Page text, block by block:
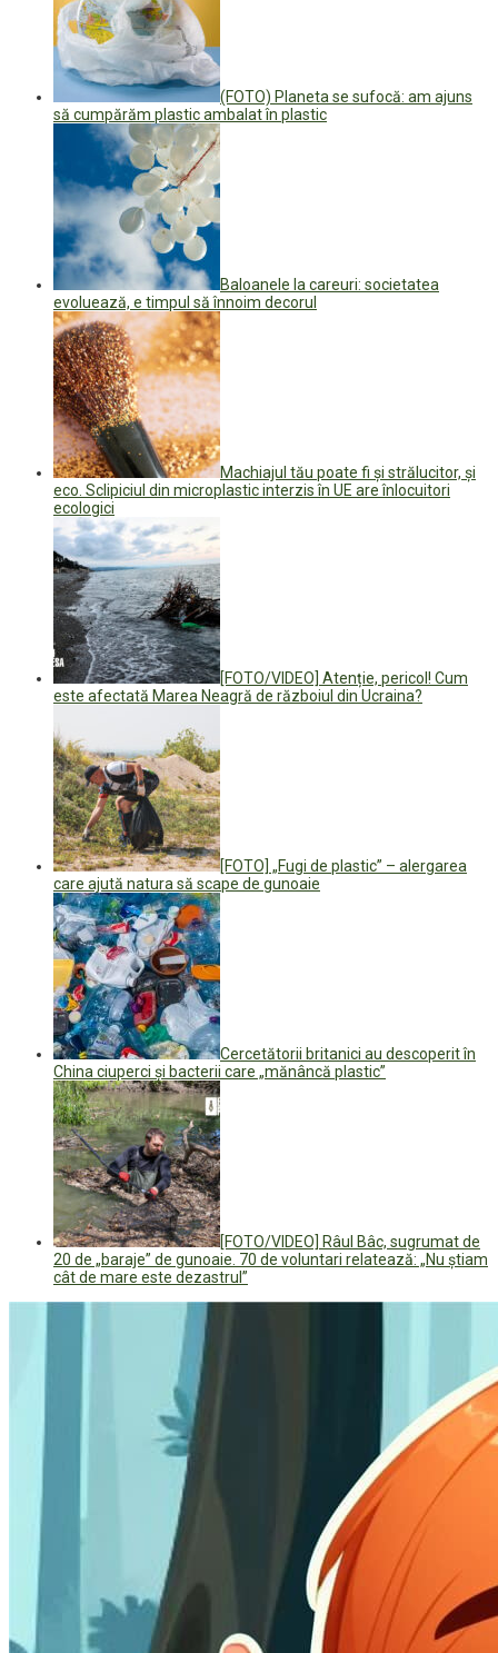
(FOTO) Planeta se sufocă: am ajuns
să cumpărăm plastic ambalat în plastic
Baloanele la careuri: societatea
evoluează, e timpul să înnoim decorul
Machiajul tău poate fi şi strălucitor, şi
eco. Sclipiciul din microplastic interzis în UE are înlocuitori
ecologici
[FOTO/VIDEO] Atenție, pericol! Cum
este afectată Marea Neagră de războiul din Ucraina?
[FOTO] „Fugi de plastic” – alergarea
care ajută natura să scape de gunoaie
Cercetătorii britanici au descoperit în
China ciuperci şi bacterii care „mănâncă plastic”
[FOTO/VIDEO] Râul Bâc, sugrumat de
20 de „baraje” de gunoaie. 70 de voluntari relatează: „Nu știam
cât de mare este dezastrul”